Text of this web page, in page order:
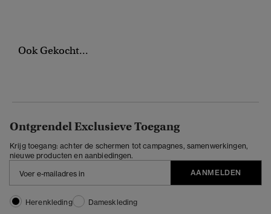
Ook Gekocht...
Ontgrendel Exclusieve Toegang
Krijg toegang: achter de schermen tot campagnes, samenwerkingen,
nieuwe producten en aanbiedingen.
AANMELDEN
Herenkleding
Dameskleding